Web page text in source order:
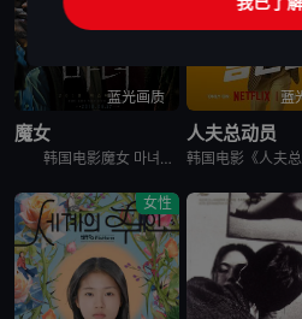
蓝光画质
魔女
韩国电影魔女 마녀讲述了10年前在一起奇怪的事故中独自生还的失忆少女子允，在一对老夫妇的抚养下长大。为了贴补家用，子允参加了某档电视节目，但让她没想到的是，就在节目播出后，开始有各种奇怪的人出现在
蓝
人夫总动员
女性